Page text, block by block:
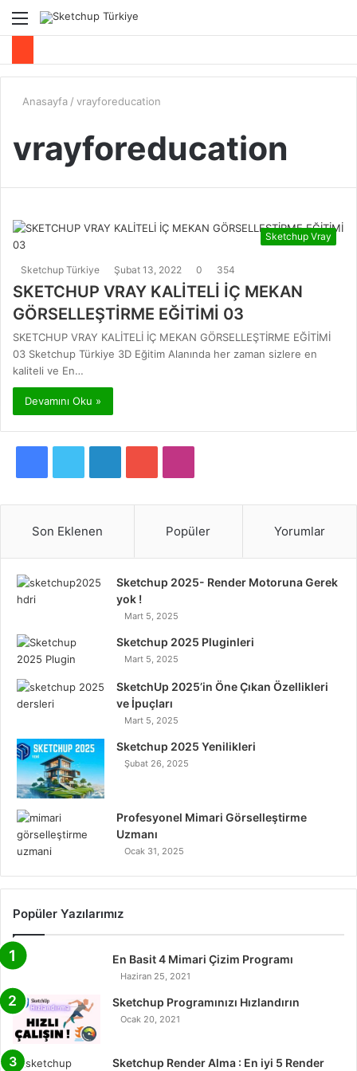
Menü
...
Anasayfa / vrayforeducation
vrayforeducation
Sketchup Vray
Sketchup Türkiye Şubat 13, 2022 0 354
SKETCHUP VRAY KALİTELİ İÇ MEKAN
GÖRSELLEŞTİRME EĞİTİMİ 03
SKETCHUP VRAY KALİTELİ İÇ MEKAN GÖRSELLEŞTİRME EĞİTİMİ
03 Sketchup Türkiye 3D Eğitim Alanında her zaman sizlere en
kaliteli ve En…
Devamını Oku »
c
e
b
o
k
i
t
t
r
k
e
n
T
u
b
e
s
t
a
a
Son Eklenen Popüler Yorumlar
Sketchup 2025- Render Motoruna Gerek
yok !
Mart 5, 2025
Sketchup 2025 Pluginleri
Mart 5, 2025
SketchUp 2025’in Öne Çıkan Özellikleri
ve İpuçları
Mart 5, 2025
Sketchup 2025 Yenilikleri
Şubat 26, 2025
Profesyonel Mimari Görselleştirme
Uzmanı
Ocak 31, 2025
Popüler Yazılarımız
En Basit 4 Mimari Çizim Programı
Haziran 25, 2021
Sketchup Programınızı Hızlandırın
Ocak 20, 2021
Sketchup Render Alma : En iyi 5 Render